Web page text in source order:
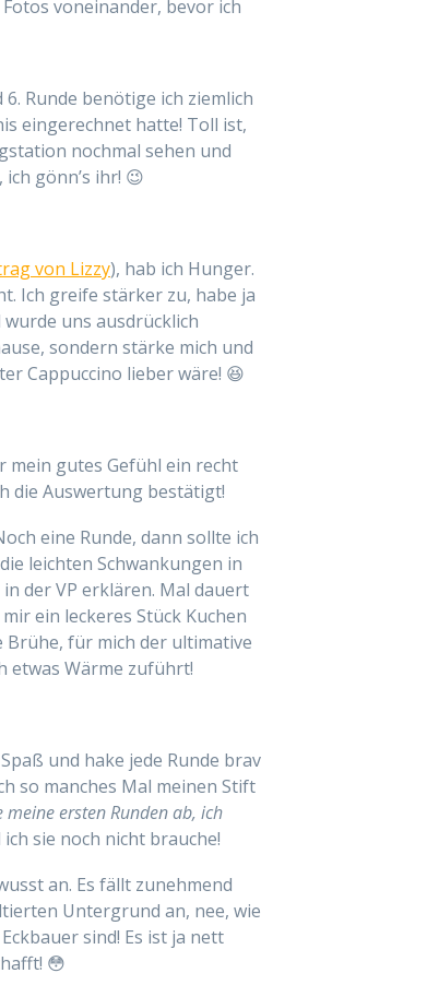
voneinander, bevor ich
Runde benötige ich ziemlich
eingerechnet hatte! Toll ist,
nochmal sehen und
gönn’s ihr! 😉
von Lizzy), hab ich Hunger.
Ich greife stärker zu, habe ja
wurde uns ausdrücklich
sondern stärke mich und
Cappuccino lieber wäre! 😆
mein gutes Gefühl ein recht
die Auswertung bestätigt!
eine Runde, dann sollte ich
ie leichten Schwankungen in
der VP erklären. Mal dauert
ein leckeres Stück Kuchen
Brühe, für mich der ultimative
etwas Wärme zuführt!
und hake jede Runde brav
so manches Mal meinen Stift
ersten Runden ab, ich
sie noch nicht brauche!
an. Es fällt zunehmend
Untergrund an, nee, wie
sind! Es ist ja nett
😳